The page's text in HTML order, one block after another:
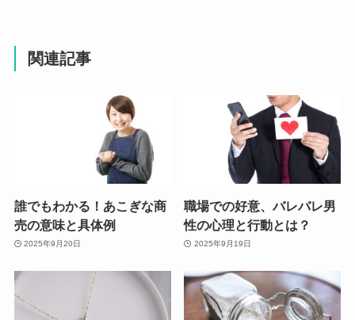
関連記事
誰でもわかる！あこぎな商
売の意味と具体例
2025年9月20日
職場での好意、バレバレ男
性の心理と行動とは？
2025年9月19日